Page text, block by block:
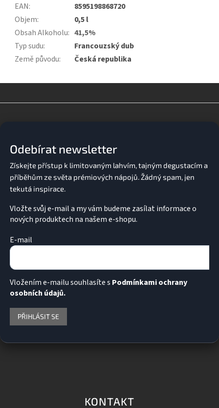
EAN:
8595198868720
Objem:
0,5 l
Obsah Alkoholu: 41,5%
Typ sudu:
Francouzský dub
Země původu: Česká republika
Odebírat newsletter
Vložte svůj e-mail a my vám budeme zasílat informace o
nových produktech na našem e-shopu.
E-mail
Vložením e-mailu souhlasíte s Podmínkami ochrany
osobních údajů.
PŘIHLÁSIT SE
KONTAKT